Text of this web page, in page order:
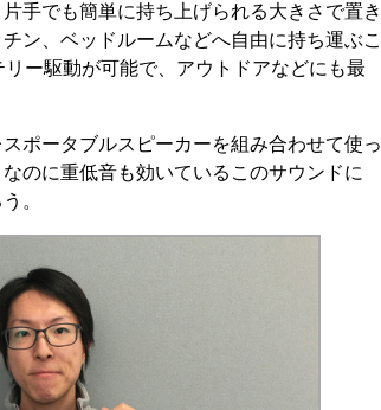
手でも簡単に持ち上げられる大きさで置き
ン、ベッドルームなどへ自由に持ち運ぶこ
ー駆動が可能で、アウトドアなどにも最
ポータブルスピーカーを組み合わせて使っ
のに重低音も効いているこのサウンドに
。